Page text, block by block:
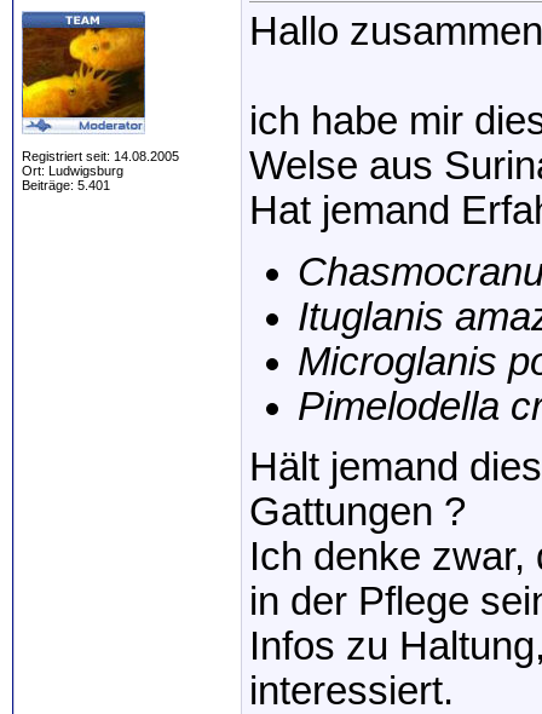
Registriert seit: 14.08.2005
Ort: Ludwigsburg
Beiträge: 5.401
Hallo
ich habe mir
Welse aus
Hat jemand
Ituglanis
Microglanis
Pimelodella
Hält jemand
Gattungen ?
Ich denke
in der Pflege
Infos zu
interessiert.